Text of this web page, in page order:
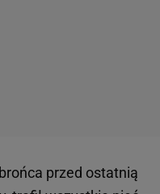
przed ostatnią